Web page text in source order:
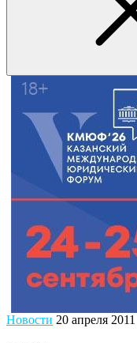
Новости 20 апреля 2011